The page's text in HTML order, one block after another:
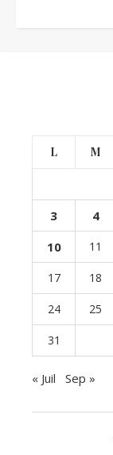
L M
3
4
10
11
17 18
24 25
31
« Juil Sep »